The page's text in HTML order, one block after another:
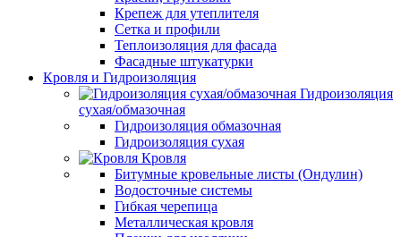
Крепеж для утеплителя
Сетка и профили
Теплоизоляция для фасада
Фасадные штукатурки
Кровля и Гидроизоляция
Гидроизоляция
сухая/обмазочная
Гидроизоляция обмазочная
Гидроизоляция сухая
Кровля
Битумные кровельные листы (Ондулин)
Водосточные системы
Гибкая черепица
Металлическая кровля